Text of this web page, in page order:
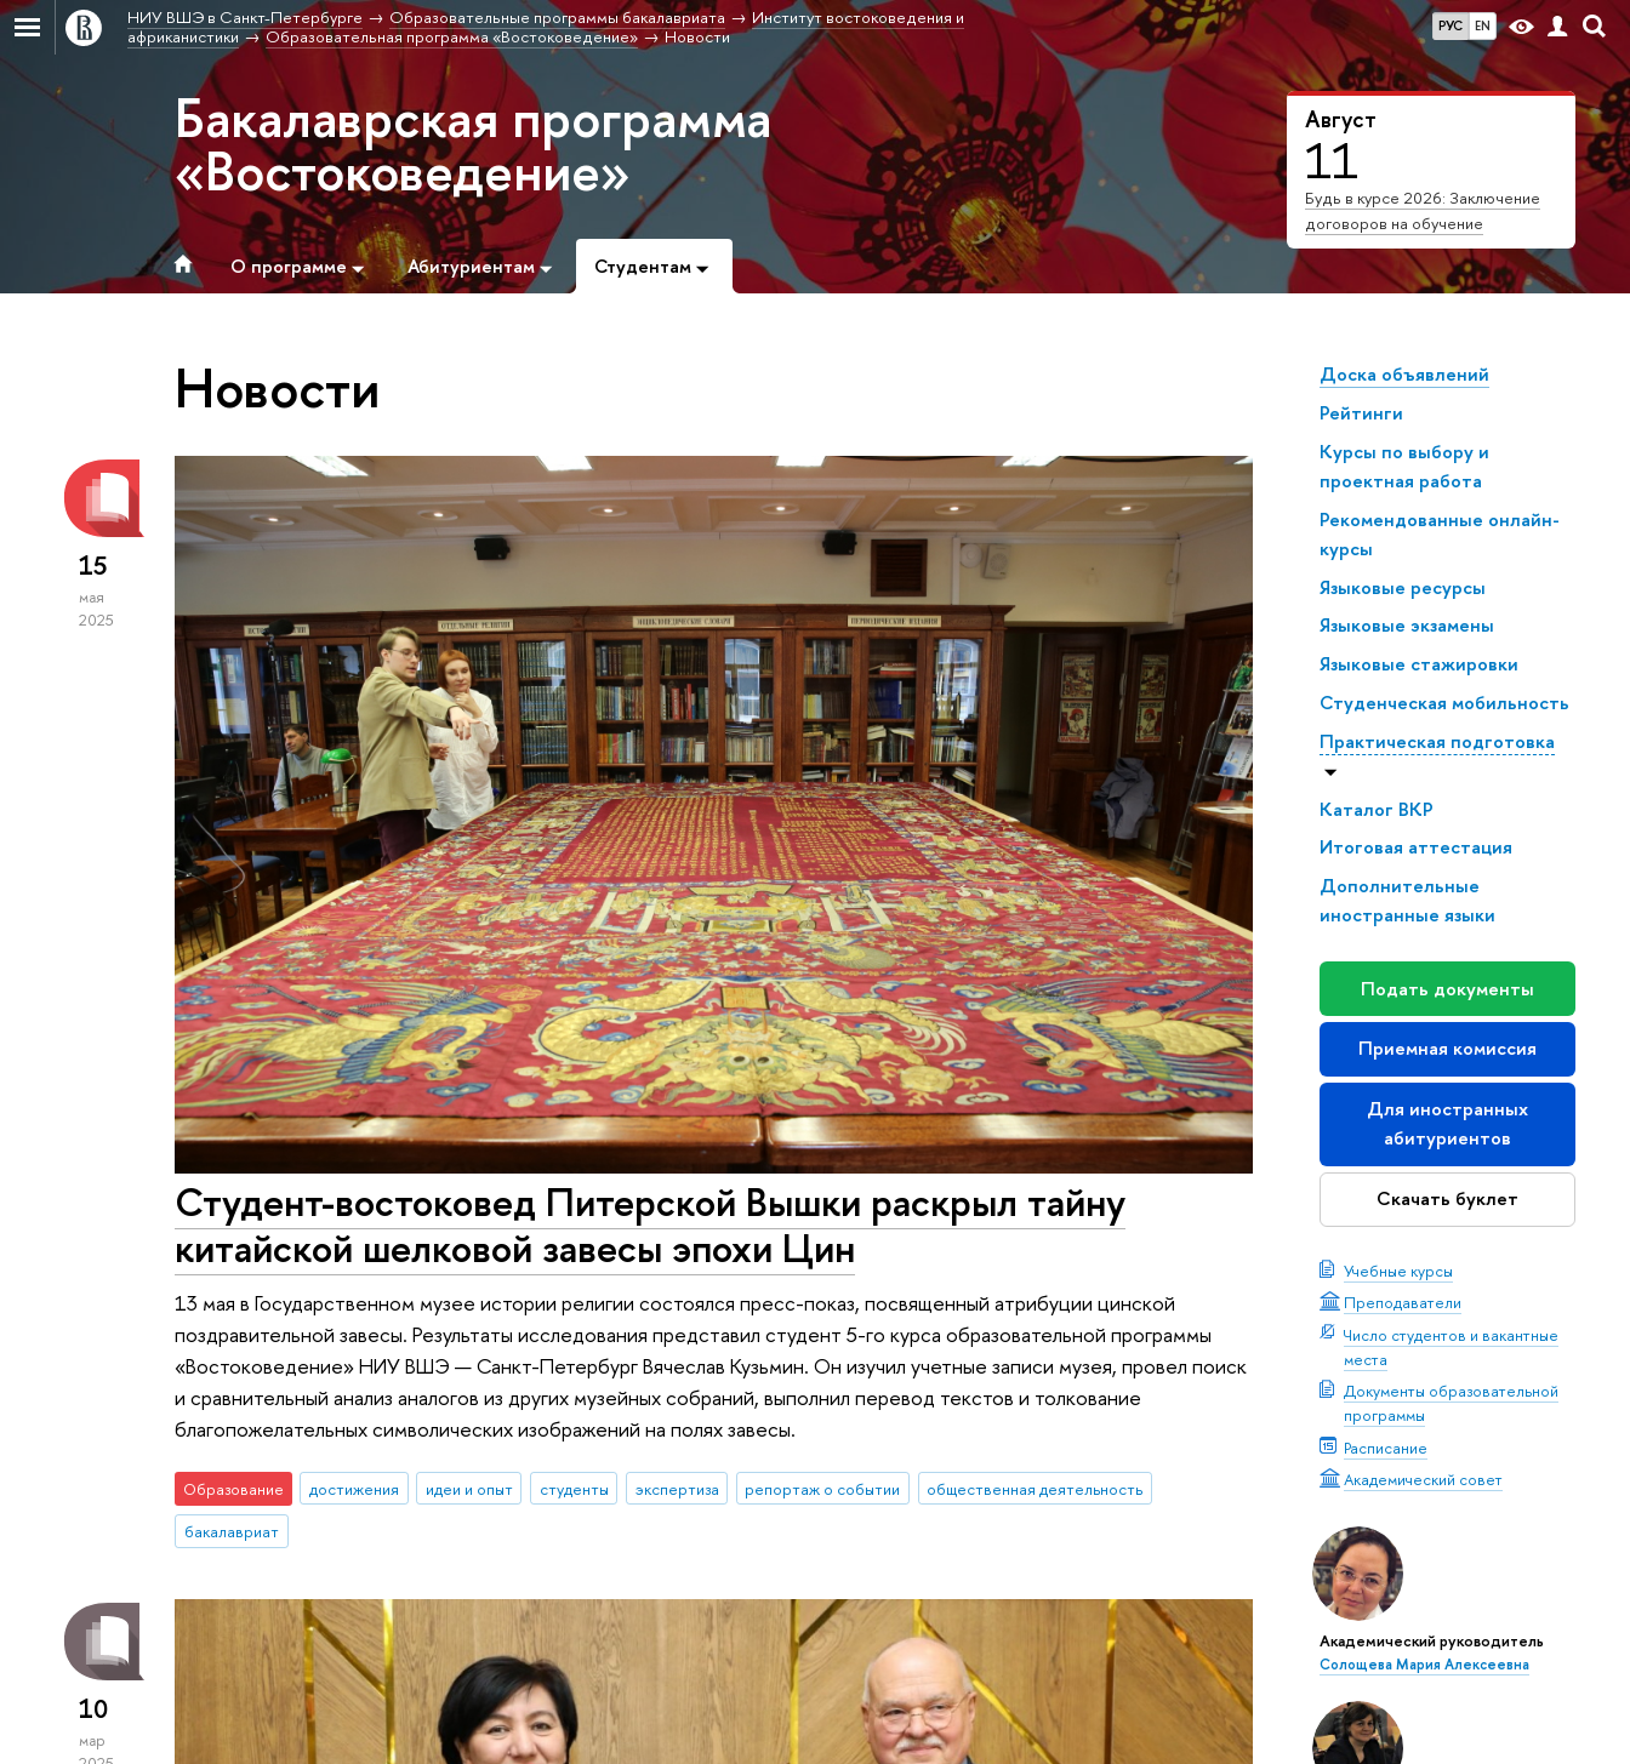
РУС EN
НИУ ВШЭ в Санкт-Петербурге Образовательные программы бакалавриата
Институт востоковедения и
африканистики
Образовательная программа «Востоковедение» Новости
Август
11
Будь в курсе 2026: Заключение
договоров на обучение
Бакалаврская программа
«Востоковедение»
О программе Абитуриентам Студентам
Доска объявлений
Рейтинги
Курсы по выбору и
проектная работа
Рекомендованные онлайн-
курсы
Языковые ресурсы
Языковые экзамены
Языковые стажировки
Студенческая мобильность
Практическая подготовка
Каталог ВКР
Итоговая аттестация
Дополнительные
иностранные языки
Подать документы
Приемная комиссия
Для иностранных
абитуриентов
Скачать буклет
Учебные курсы
Преподаватели
Число студентов и вакантные
места
Документы образовательной
программы
Расписание
Академический совет
Академический руководитель
Солощева Мария Алексеевна
Новости
15
мая
2025
Студент-востоковед Питерской Вышки раскрыл тайну
китайской шелковой завесы эпохи Цин
13 мая в Государственном музее истории религии состоялся пресс-показ, посвященный атрибуции цинской
поздравительной завесы. Результаты исследования представил студент 5-го курса образовательной программы
«Востоковедение» НИУ ВШЭ — Санкт-Петербург Вячеслав Кузьмин. Он изучил учетные записи музея, провел поиск
и сравнительный анализ аналогов из других музейных собраний, выполнил перевод текстов и толкование
благопожелательных символических изображений на полях завесы.
Образование достижения идеи и опыт студенты экспертиза репортаж о событии
общественная деятельность
бакалавриат
10
мар